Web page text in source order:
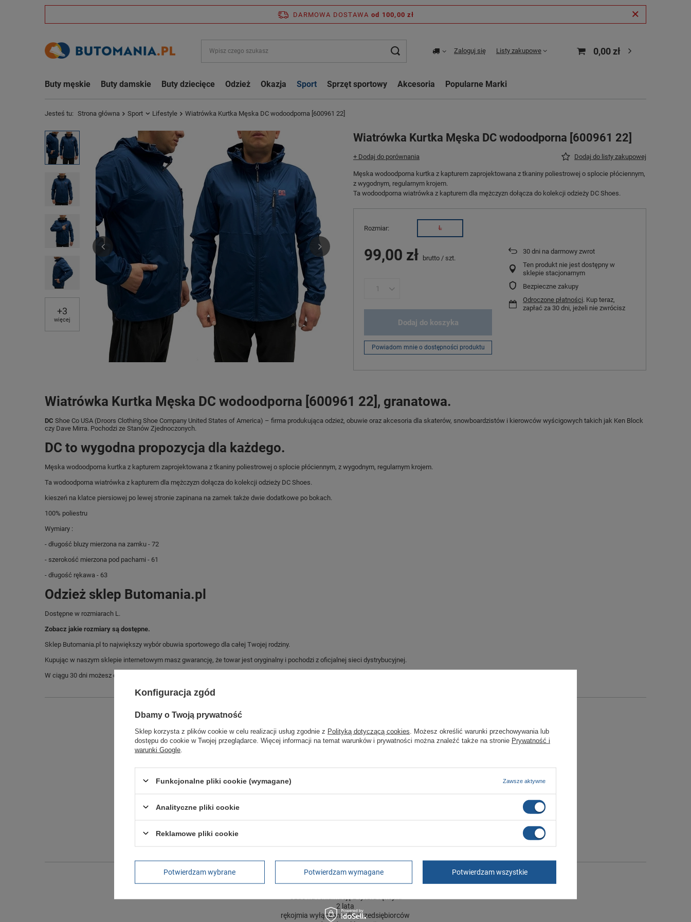
DARMOWA DOSTAWA od 100,00 zł
Zaloguj się Listy zakupowe 0,00 zł
Buty męskie Buty damskie Buty dziecięce Odzież Okazja Sport Sprzęt sportowy Akcesoria Popularne Marki
Jesteś tu: Strona główna Sport Lifestyle Wiatrówka Kurtka Męska DC wodoodporna [600961 22]
+3
więcej
Wiatrówka Kurtka Męska DC wodoodporna [600961 22]
+ Dodaj do porównania Dodaj do listy zakupowej
Męska wodoodporna kurtka z kapturem zaprojektowana z tkaniny poliestrowej o splocie płóciennym,
z wygodnym, regularnym krojem.
Ta wodoodporna wiatrówka z kapturem dla mężczyzn dołącza do kolekcji odzieży DC Shoes.
Rozmiar L
99,00 zł brutto / szt.
Dodaj do koszyka
Powiadom mnie o dostępności produktu
30 dni na darmowy zwrot
Ten produkt nie jest dostępny w
sklepie stacjonarnym
Bezpieczne zakupy
Odroczone płatności. Kup teraz,
zapłać za 30 dni, jeżeli nie zwrócisz
Wiatrówka Kurtka Męska DC wodoodporna [600961 22], granatowa.
DC Shoe Co USA (Droors Clothing Shoe Company United States of America) – firma produkująca odzież, obuwie oraz akcesoria dla skaterów, snowboardzistów i kierowców wyścigowych takich jak Ken Block
czy Dave Mirra. Pochodzi ze Stanów Zjednoczonych.
DC to wygodna propozycja dla każdego.
Męska wodoodporna kurtka z kapturem zaprojektowana z tkaniny poliestrowej o splocie płóciennym, z wygodnym, regularnym krojem.
Ta wodoodporna wiatrówka z kapturem dla mężczyzn dołącza do kolekcji odzieży DC Shoes.
kieszeń na klatce piersiowej po lewej stronie zapinana na zamek także dwie dodatkowe po bokach.
100% poliestru
Wymiary :
- długość bluzy mierzona na zamku - 72
- szerokość mierzona pod pachami - 61
- długość rękawa - 63
Odzież sklep Butomania.pl
Dostępne w rozmiarach L.
Zobacz jakie rozmiary są dostępne.
Sklep Butomania.pl to największy wybór obuwia sportowego dla całej Twojej rodziny.
Kupując w naszym sklepie internetowym masz gwarancję, że towar jest oryginalny i pochodzi z oficjalnej sieci dystrybucyjnej.
W ciągu 30 dni możesz dokonać zwrotu bądź wymiany towaru bez podania przyczyny.
Symbol 600961 22 L
Gwarancja Gwarancja
Długość towaru w centymetrach
2 lata
rękojmia wyłączona dla przedsiębiorców
Konfiguracja zgód
Dbamy o Twoją prywatność
Sklep korzysta z plików cookie w celu realizacji usług zgodnie z Polityką dotyczącą cookies . Możesz określić warunki przechowywania lub
dostępu do cookie w Twojej przeglądarce. Więcej informacji na temat warunków i prywatności można znaleźć także na stronie Prywatność i
warunki Google
Funkcjonalne pliki cookie (wymagane) Zawsze aktywne
Analityczne pliki cookie
Reklamowe pliki cookie
Potwierdzam wybrane Potwierdzam wymagane Potwierdzam wszystkie